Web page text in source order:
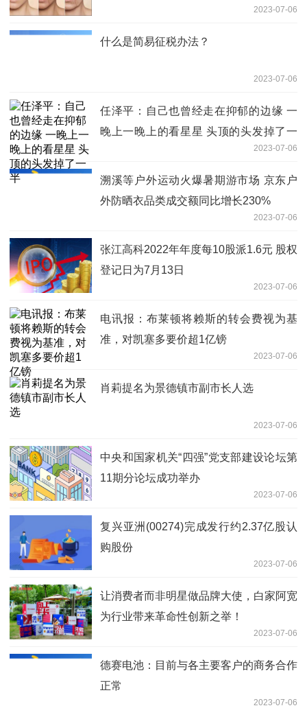
2023-07-06
什么是简易征税办法？
2023-07-06
任泽平：自己也曾经走在抑郁的边缘 一
晚上一晚上的看星星 头顶的头发掉了一
2023-07-06
溯溪等户外运动火爆暑期游市场 京东户
外防晒衣品类成交额同比增长230%
2023-07-06
张江高科2022年年度每10股派1.6元 股权
登记日为7月13日
2023-07-06
电讯报：布莱顿将赖斯的转会费视为基
准，对凯塞多要价超1亿镑
2023-07-06
肖莉提名为景德镇市副市长人选
2023-07-06
中央和国家机关“四强”党支部建设论坛第
11期分论坛成功举办
2023-07-06
复兴亚洲(00274)完成发行约2.37亿股认
购股份
2023-07-06
让消费者而非明星做品牌大使，白家阿宽
为行业带来革命性创新之举！
2023-07-06
德赛电池：目前与各主要客户的商务合作
正常
2023-07-06